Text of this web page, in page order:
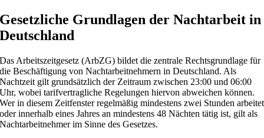
Gesetzliche Grundlagen der Nachtarbeit in
Deutschland
Das Arbeitszeitgesetz (ArbZG) bildet die zentrale Rechtsgrundlage für
die Beschäftigung von Nachtarbeitnehmern in Deutschland. Als
Nachtzeit gilt grundsätzlich der Zeitraum zwischen 23:00 und 06:00
Uhr, wobei tarifvertragliche Regelungen hiervon abweichen können.
Wer in diesem Zeitfenster regelmäßig mindestens zwei Stunden arbeitet
oder innerhalb eines Jahres an mindestens 48 Nächten tätig ist, gilt als
Nachtarbeitnehmer im Sinne des Gesetzes.